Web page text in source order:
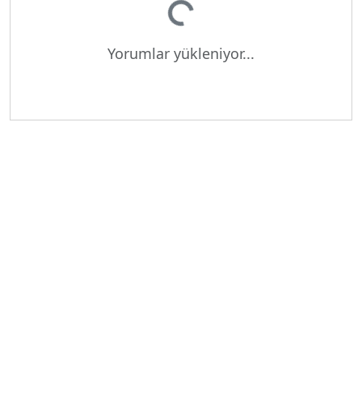
Yorumlar yükleniyor...